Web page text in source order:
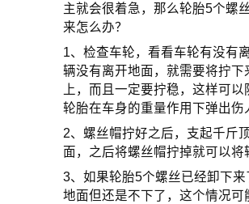
主就会很着急，那么轮胎5个螺
来怎么办？
1、检查车轮，看看车轮有没有
辆没有离开地面，就需要将拧下
上，而且一定要拧稳，这样可
轮胎在车身的重量作用下弹出伤
2、螺丝帽拧好之后，支起千斤
面，之后将螺丝帽拧掉就可以将
3、如果轮胎5个螺丝已经卸下
地面但还是不下了，这个情况可